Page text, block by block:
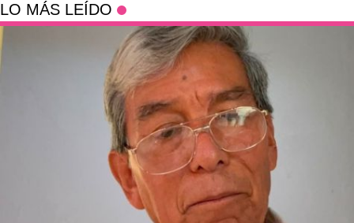
LO MÁS LEÍDO